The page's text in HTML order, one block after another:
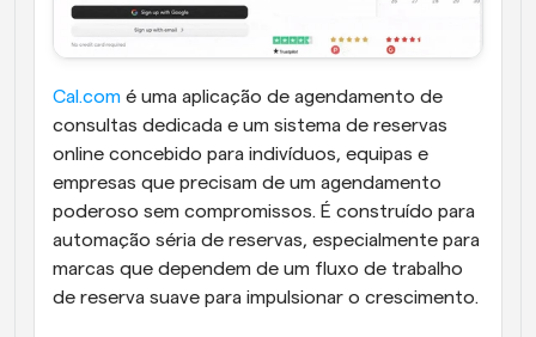
Cal.com é uma aplicação de agendamento de
consultas dedicada e um sistema de reservas
online concebido para indivíduos, equipas e
empresas que precisam de um agendamento
poderoso sem compromissos. É construído para
automação séria de reservas, especialmente para
marcas que dependem de um fluxo de trabalho
de reserva suave para impulsionar o crescimento.